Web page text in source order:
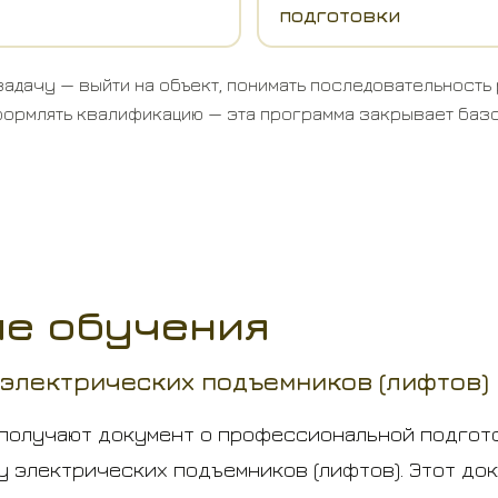
подготовки
— выйти на объект, понимать последовательность
квалификацию — эта программа закрывает
обучения
подъемников (лифтов)
документ о профессиональной
электрических подъемников (лифтов). Этот